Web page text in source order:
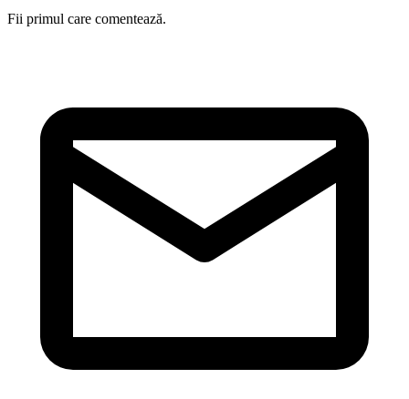
Fii primul care comentează.